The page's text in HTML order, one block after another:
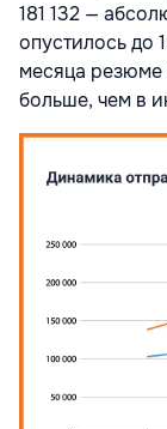
181 132 —
опустилось до
месяца резюме
больше, чем в